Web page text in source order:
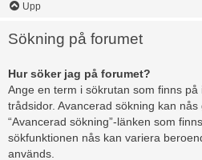
Upp
Sökning på forumet
Hur söker jag på forumet?
Ange en term i sökrutan som finns
trådsidor. Avancerad sökning kan
“Avancerad sökning”-länken som
sökfunktionen nås kan variera
används.